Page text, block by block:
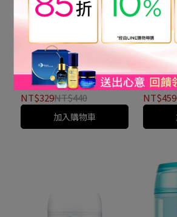
【Bio-essence 碧歐斯】
植萃三效水養清透保濕乳
100ml
NT$329NT$440
加入購物車
【Bio-
膠原燕
NT$459